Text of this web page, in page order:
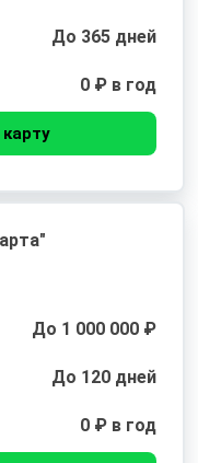
До 365 дней
0 ₽ в год
До 1 000 000 ₽
До 120 дней
0 ₽ в год